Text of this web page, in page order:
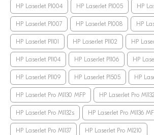
HP LaserJet P1004 HP LaserJet P1005 HP
HP LaserJet P1007 HP LaserJet P1008 HP
HP LaserJet P1101 HP LaserJet P1102 HP
HP LaserJet P1104 HP LaserJet P1106 HP
HP LaserJet P1109 HP LaserJet P1505 HP
HP LaserJet Pro M1130 MFP HP LaserJet Pro
HP LaserJet Pro M1132s HP LaserJet Pro M1136
HP LaserJet Pro M1137 HP LaserJet Pro M1210